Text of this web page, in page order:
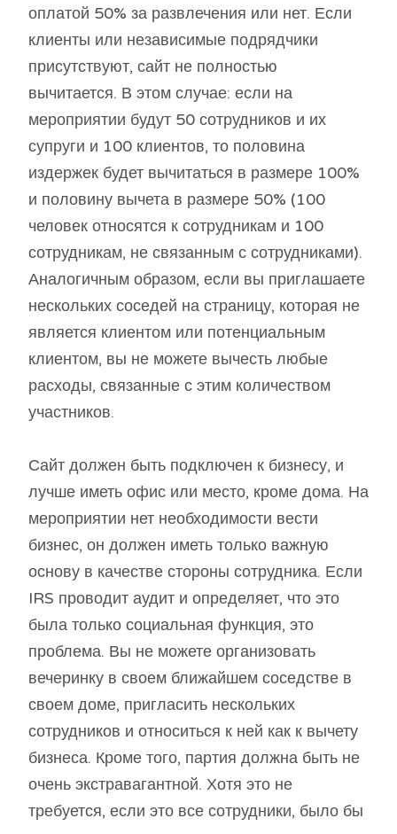
оплатой 50% за развлечения или нет. Если
клиенты или независимые подрядчики
присутствуют, сайт не полностью
вычитается. В этом случае: если на
мероприятии будут 50 сотрудников и их
супруги и 100 клиентов, то половина
издержек будет вычитаться в размере 100%
и половину вычета в размере 50% (100
человек относятся к сотрудникам и 100
сотрудникам, не связанным с сотрудниками).
Аналогичным образом, если вы приглашаете
нескольких соседей на страницу, которая не
является клиентом или потенциальным
клиентом, вы не можете вычесть любые
расходы, связанные с этим количеством
участников.
Сайт должен быть подключен к бизнесу, и
лучше иметь офис или место, кроме дома. На
мероприятии нет необходимости вести
бизнес, он должен иметь только важную
основу в качестве стороны сотрудника. Если
IRS проводит аудит и определяет, что это
была только социальная функция, это
проблема. Вы не можете организовать
вечеринку в своем ближайшем соседстве в
своем доме, пригласить нескольких
сотрудников и относиться к ней как к вычету
бизнеса. Кроме того, партия должна быть не
очень экстравагантной. Хотя это не
требуется, если это все сотрудники, было бы